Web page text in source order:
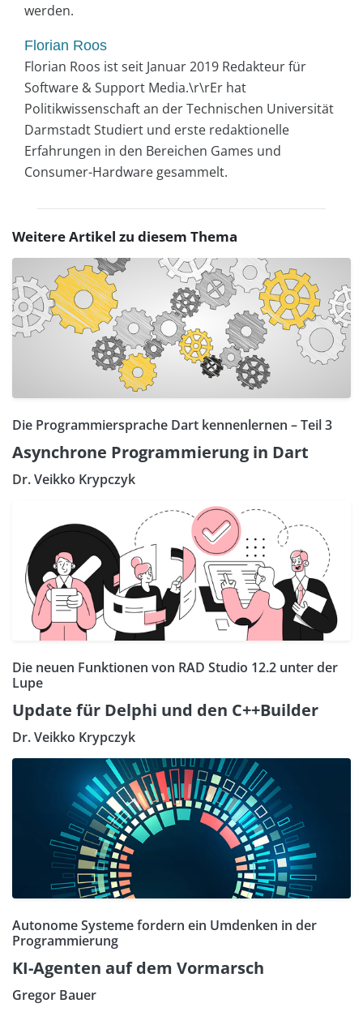
werden.
Florian Roos
Florian Roos ist seit Januar 2019 Redakteur für
Software & Support Media.\r\rEr hat
Politikwissenschaft an der Technischen Universität
Darmstadt Studiert und erste redaktionelle
Erfahrungen in den Bereichen Games und
Consumer-Hardware gesammelt.
Weitere Artikel zu diesem Thema
Die Programmiersprache Dart kennenlernen – Teil 3
Asynchrone Programmierung in Dart
Dr. Veikko Krypczyk
Die neuen Funktionen von RAD Studio 12.2 unter der
Lupe
Update für Delphi und den C++Builder
Dr. Veikko Krypczyk
Autonome Systeme fordern ein Umdenken in der
Programmierung
KI-Agenten auf dem Vormarsch
Gregor Bauer